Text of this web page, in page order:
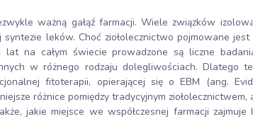
ważną gałąź farmacji. Wiele związków
leków. Choć ziołolecznictwo pojmowane
na całym świecie prowadzone są liczne
w różnego rodzaju dolegliwościach. Dlatego
fitoterapii, opierającej się o EBM (ang.
różnice pomiędzy tradycyjnym
jakie miejsce we współczesnej farmacji